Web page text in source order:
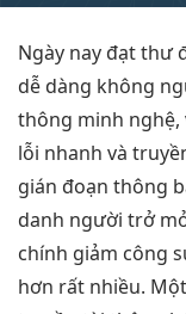
Ngày nay đạt thư
dễ dàng không
thông minh nghệ,
lỗi nhanh và
gián đoạn thông
danh người trở
chính giảm công
hơn rất nhiều.